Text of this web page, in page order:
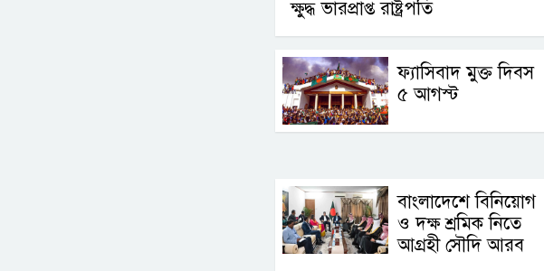
ক্ষুদ্ধ ভারপ্রাপ্ত রাষ্ট্রপতি
ফ্যাসিবাদ মুক্ত দিবস
৫ আগস্ট
বাংলাদেশে বিনিয়োগ
ও দক্ষ শ্রমিক নিতে
আগ্রহী সৌদি আরব